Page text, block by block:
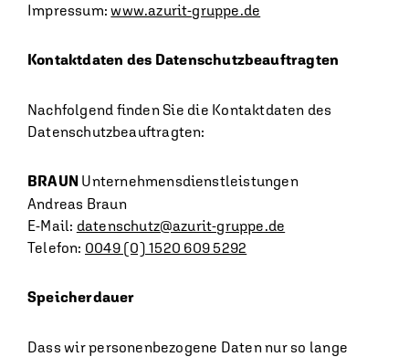
Impressum:www.azurit-gruppe.de
Kontaktdaten des Datenschutzbeauftragten
Nachfolgend finden Sie die Kontaktdaten des
Datenschutzbeauftragten:
BRAUNUnternehmensdienstleistungen
Andreas Braun
E-Mail: datenschutz@azurit-gruppe.de
Telefon: 0049 (0) 1520 609 5292
Speicherdauer
Dass wir personenbezogene Daten nur so lange